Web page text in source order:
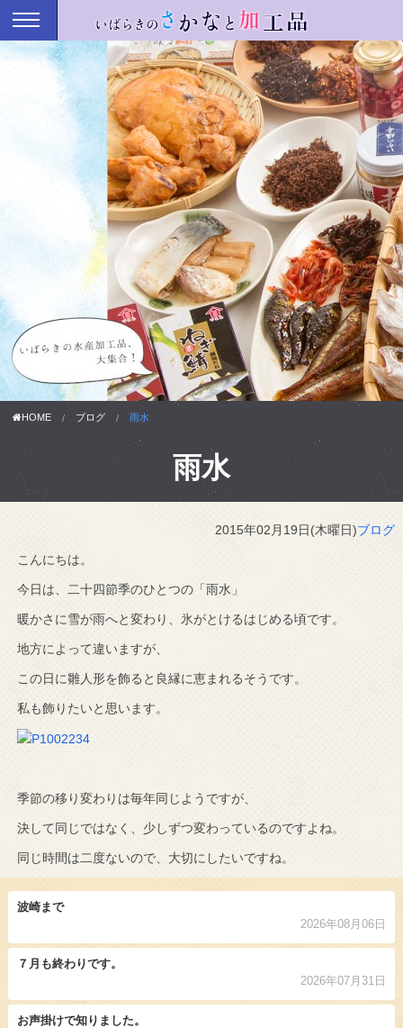
HOME ブログ 雨水
雨水
2015年02月19日(木曜日)ブログ
こんにちは。
今日は、二十四節季のひとつの「雨水」
暖かさに雪が雨へと変わり、氷がとけるはじめる頃です。
地方によって違いますが、
この日に雛人形を飾ると良縁に恵まれるそうです。
私も飾りたいと思います。
季節の移り変わりは毎年同じようですが、
決して同じではなく、少しずつ変わっているのですよね。
同じ時間は二度ないので、大切にしたいですね。
波崎まで
2026年08月06日
７月も終わりです。
2026年07月31日
お声掛けで知りました。